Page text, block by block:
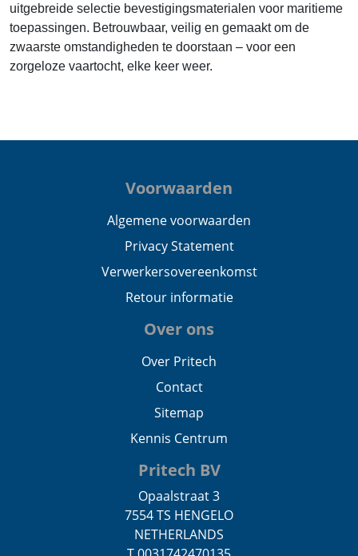
uitgebreide selectie bevestigingsmaterialen voor maritieme
toepassingen. Betrouwbaar, veilig en gemaakt om de
zwaarste omstandigheden te doorstaan – voor een
zorgeloze vaartocht, elke keer weer.
Voorwaarden
Algemene voorwaarden
Privacy Statement
Verwerkersovereenkomst
Retour informatie
Over ons
Over Pritech
Contact
Sitemap
Kennis Centrum
Pritech BV
Opaalstraat 3
7554 TS HENGELO
NETHERLANDS